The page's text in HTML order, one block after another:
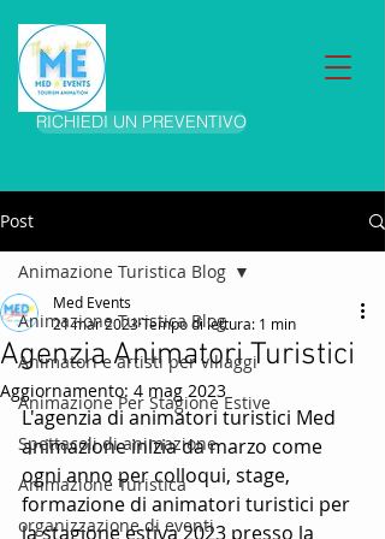
RICHIEDI UN PREVENTIVO
Post
Animazione Turistica Blog
Animatori e artisti per villaggi
Animazione Per Stagione Estive
Spettacoli di animazione
Animazione Turistica
organizzazione di eventi
Animazione Turistica Blog
Agenzia Animatori Turistici
Med Events
21 mar 2023Tempo di lettura: 1 min
Aggiornamento: 4 mag 2023
L'agenzia di animatori turistici Med
animazione inizia da marzo come
ogni anno per colloqui, stage,
formazione di animatori turistici per
la stagione estiva 2023 presso la